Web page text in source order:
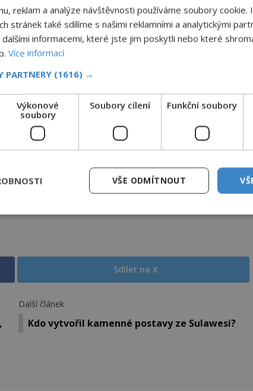
Sdílet na X
Další článek
Kdo vytvořil kamenné postavy ze Sulawesi?
reklam a analýze návštěvnosti používáme soubory cookie.
stránek také sdílíme s našimi reklamními a analytickými
informacemi, které jste jim poskytli nebo které
Více informací
PARTNERY (1616) →
Výkonové
soubory
Soubory cílení Funkční soubory
VŠE ODMÍTNOUT